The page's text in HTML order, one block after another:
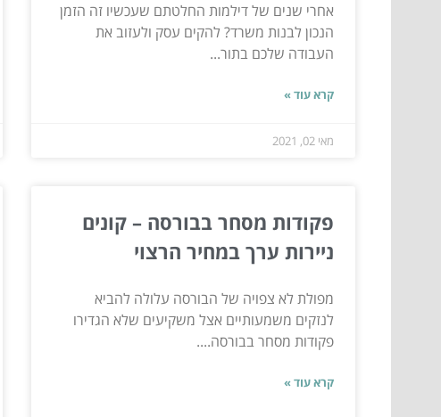
אחרי שנים של דילמות החלטתם שעכשיו זה הזמן
הנכון לבנות משרד? להקים עסק ולעזוב את
העבודה שלכם בתור...
קרא עוד »
מאי 02, 2021
פקודות מסחר בבורסה – קונים
ניירות ערך במחיר הרצוי
מפולת לא צפויה של הבורסה עלולה להביא
לנזקים משמעותיים אצל משקיעים שלא הגדירו
פקודות מסחר בבורסה....
קרא עוד »